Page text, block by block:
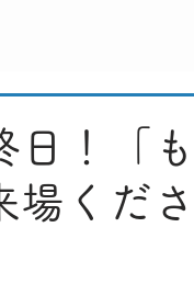
日！「
場くだ